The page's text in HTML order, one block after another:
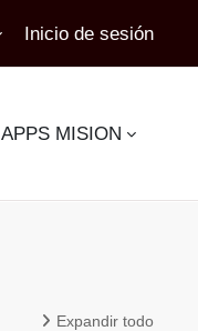
Inicio de sesión
APPS MISION
Expandir todo